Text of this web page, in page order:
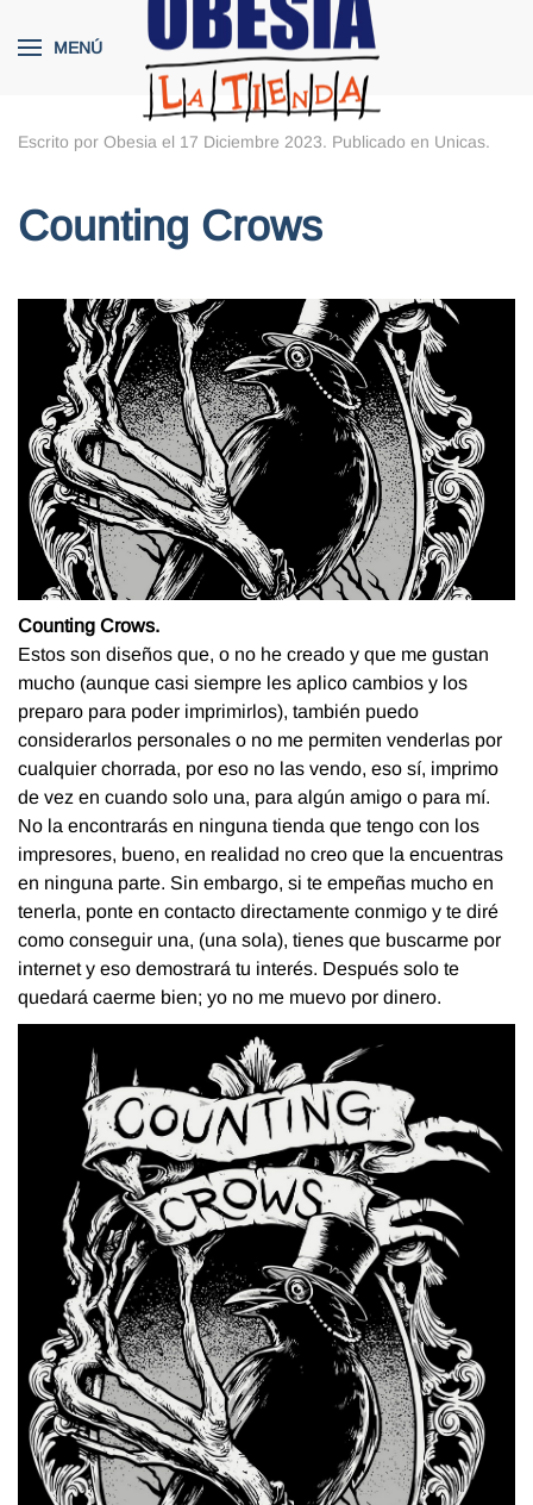
Skip to main content
MENÚ
Escrito por Obesia el 17 Diciembre 2023. Publicado en Unicas.
Counting Crows
Counting Crows.
Estos son diseños que, o no he creado y que me gustan
mucho (aunque casi siempre les aplico cambios y los
preparo para poder imprimirlos), también puedo
considerarlos personales o no me permiten venderlas por
cualquier chorrada, por eso no las vendo, eso sí, imprimo
de vez en cuando solo una, para algún amigo o para mí.
No la encontrarás en ninguna tienda que tengo con los
impresores, bueno, en realidad no creo que la encuentras
en ninguna parte. Sin embargo, si te empeñas mucho en
tenerla, ponte en contacto directamente conmigo y te diré
como conseguir una, (una sola), tienes que buscarme por
internet y eso demostrará tu interés. Después solo te
quedará caerme bien; yo no me muevo por dinero.